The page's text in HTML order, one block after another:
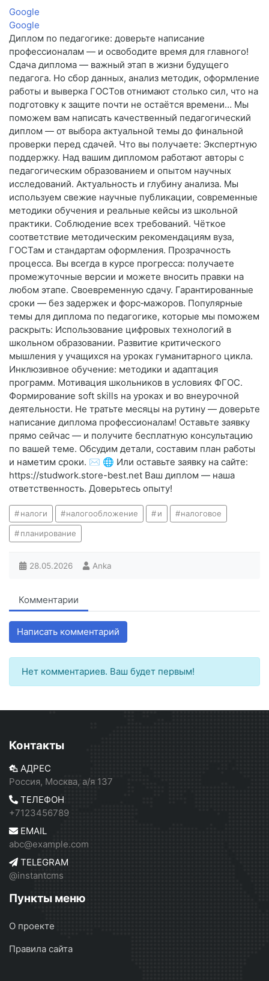
Google
Google
Диплом по педагогике: доверьте написание
профессионалам — и освободите время для главного!
Сдача диплома — важный этап в жизни будущего
педагога. Но сбор данных, анализ методик, оформление
работы и выверка ГОСТов отнимают столько сил, что на
подготовку к защите почти не остаётся времени… Мы
поможем вам написать качественный педагогический
диплом — от выбора актуальной темы до финальной
проверки перед сдачей. Что вы получаете: Экспертную
поддержку. Над вашим дипломом работают авторы с
педагогическим образованием и опытом научных
исследований. Актуальность и глубину анализа. Мы
используем свежие научные публикации, современные
методики обучения и реальные кейсы из школьной
практики. Соблюдение всех требований. Чёткое
соответствие методическим рекомендациям вуза,
ГОСТам и стандартам оформления. Прозрачность
процесса. Вы всегда в курсе прогресса: получаете
промежуточные версии и можете вносить правки на
любом этапе. Своевременную сдачу. Гарантированные
сроки — без задержек и форс‑мажоров. Популярные
темы для диплома по педагогике, которые мы поможем
раскрыть: Использование цифровых технологий в
школьном образовании. Развитие критического
мышления у учащихся на уроках гуманитарного цикла.
Инклюзивное обучение: методики и адаптация
программ. Мотивация школьников в условиях ФГОС.
Формирование soft skills на уроках и во внеурочной
деятельности. Не тратьте месяцы на рутину — доверьте
написание диплома профессионалам! Оставьте заявку
прямо сейчас — и получите бесплатную консультацию
по вашей теме. Обсудим детали, составим план работы
и наметим сроки. ✉️ 🌐 Или оставьте заявку на сайте:
https://studwork.store-best.net Ваш диплом — наша
ответственность. Доверьтесь опыту!
налоги налогообложение и налоговое
планирование
28.05.2026 Anka
Комментарии
Написать комментарий
Нет комментариев. Ваш будет первым!
Контакты
АДРЕС
Россия, Москва, а/я 137
ТЕЛЕФОН
+7123456789
EMAIL
abc@example.com
TELEGRAM
@instantcms
Пункты меню
О проекте
Правила сайта